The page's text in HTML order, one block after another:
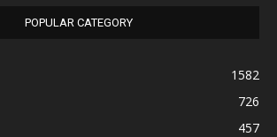
POPULAR CATEGORY
1582
726
457